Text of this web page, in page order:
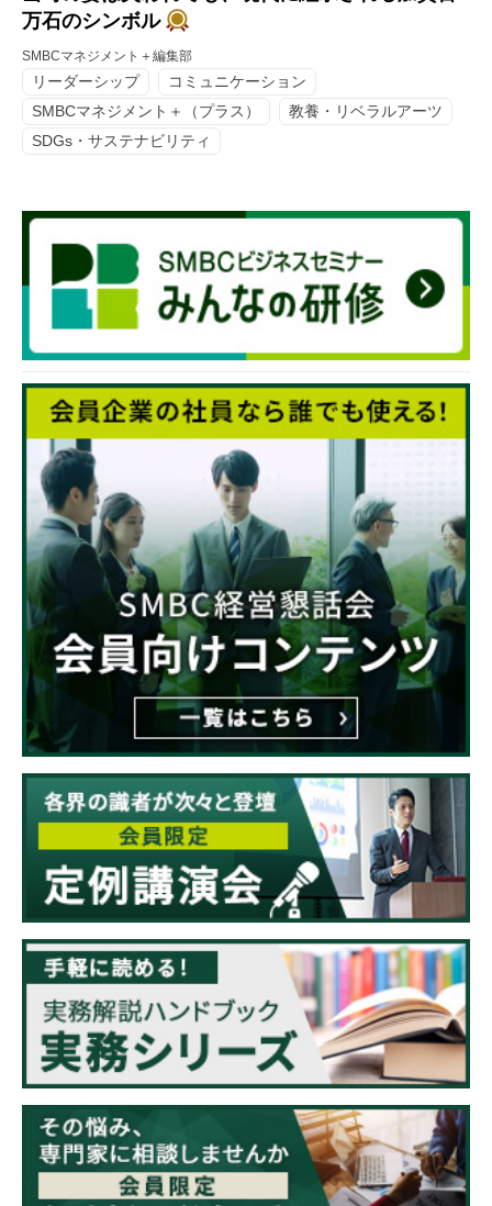
万石のシンボル
SMBCマネジメント＋編集部
リーダーシップ
コミュニケーション
SMBCマネジメント＋（プラス）
教養・リベラルアーツ
SDGs・サステナビリティ